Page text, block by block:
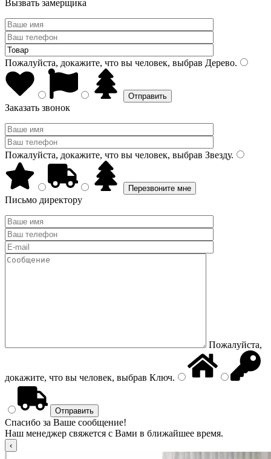
Вызвать замерщика
Пожалуйста, докажите, что вы человек, выбрав Дерево.
Заказать звонок
Пожалуйста, докажите, что вы человек, выбрав Звезду.
Письмо директору
Пожалуйста,
докажите, что вы человек, выбрав Ключ.
Спасибо за Ваше сообщение!
Наш менеджер свяжется с Вами в ближайшее время.